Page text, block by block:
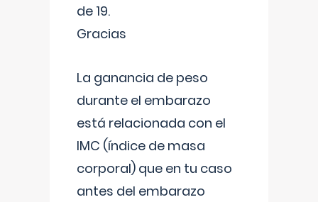
de 19.
Gracias
La ganancia de peso
durante el embarazo
está relacionada con el
IMC (índice de masa
corporal) que en tu caso
antes del embarazo